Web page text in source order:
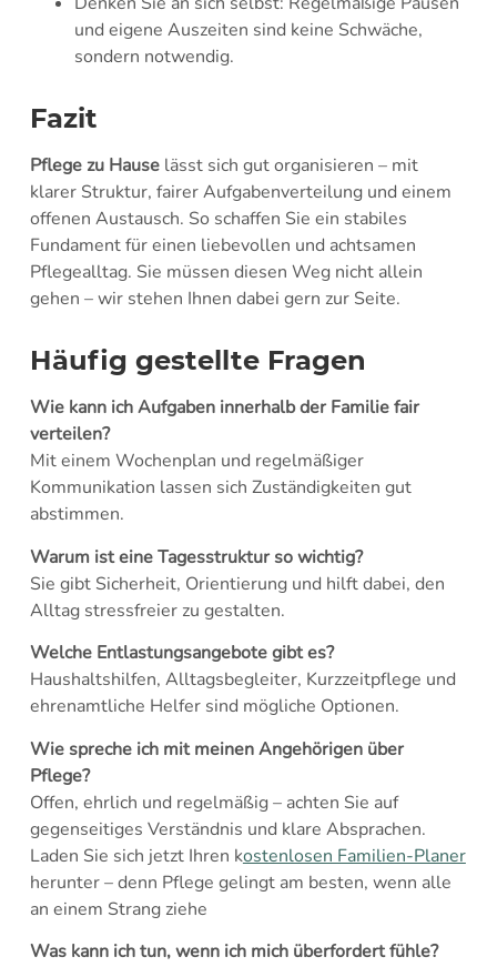
und eigene Auszeiten sind keine Schwäche,
sondern notwendig.
Fazit
Pflege zu Hauselässt sich gut organisieren – mit
klarer Struktur, fairer Aufgabenverteilung und einem
offenen Austausch. So schaffen Sie ein stabiles
Fundament für einen liebevollen und achtsamen
Pflegealltag. Sie müssen diesen Weg nicht allein
gehen – wir stehen Ihnen dabei gern zur Seite.
Häufig gestellte Fragen
Wie kann ich Aufgaben innerhalb der Familie fair
verteilen?
Mit einem Wochenplan und regelmäßiger
Kommunikation lassen sich Zuständigkeiten gut
abstimmen.
Warum ist eine Tagesstruktur so wichtig?
Sie gibt Sicherheit, Orientierung und hilft dabei, den
Alltag stressfreier zu gestalten.
Welche Entlastungsangebote gibt es?
Haushaltshilfen, Alltagsbegleiter, Kurzzeitpflege und
ehrenamtliche Helfer sind mögliche Optionen.
Wie spreche ich mit meinen Angehörigen über
Pflege?
Offen, ehrlich und regelmäßig – achten Sie auf
gegenseitiges Verständnis und klare Absprachen.
Laden Sie sich jetzt Ihren kostenlosen Familien-Planer
herunter – denn Pflege gelingt am besten, wenn alle
an einem Strang ziehe
Was kann ich tun, wenn ich mich überfordert fühle?